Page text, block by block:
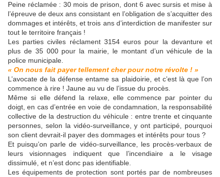
Peine réclamée : 30 mois de prison, dont 6 avec sursis et mise à
l’épreuve de deux ans consistant en l’obligation de s’acquitter des
dommages et intérêts, et trois ans d’interdiction de manifester sur
tout le territoire français !
Les parties civiles réclament 3154 euros pour la devanture et
plus de 35 000 pour la mairie, le montant d’un véhicule de la
police municipale.
« On nous fait payer tellement cher pour notre révolte ! »
L’avocate de la défense entame sa plaidoirie, et c’est là que l’on
commence à rire ! Jaune au vu de l’issue du procès.
Même si elle défend la relaxe, elle commence par pointer du
doigt, en cas d’entrée en voie de condamnation, la responsabilité
collective de la destruction du véhicule : entre trente et cinquante
personnes, selon la vidéo-surveillance, y ont participé, pourquoi
son client devrait-il payer des dommages et intérêts pour tous ?
Et puisqu’on parle de vidéo-surveillance, les procès-verbaux de
leurs visionnages indiquent que l’incendiaire a le visage
dissimulé, et n’est donc pas identifiable.
Les équipements de protection sont portés par de nombreuses